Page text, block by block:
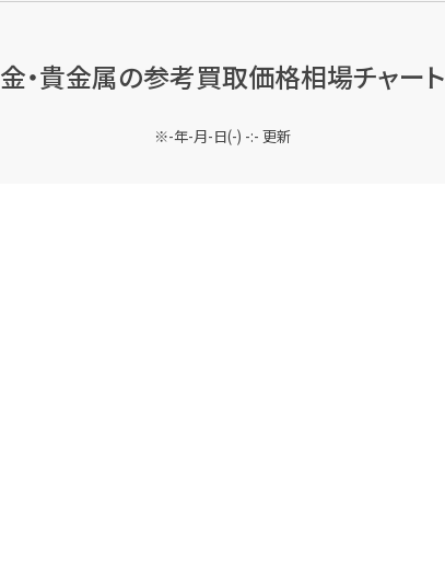
金・貴金属の参考買取価格相場チャート
-年-月-日(-) -:- 更新